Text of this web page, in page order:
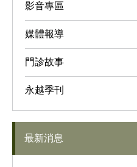
影音專區
媒體報導
門診故事
永越季刊
最新消息